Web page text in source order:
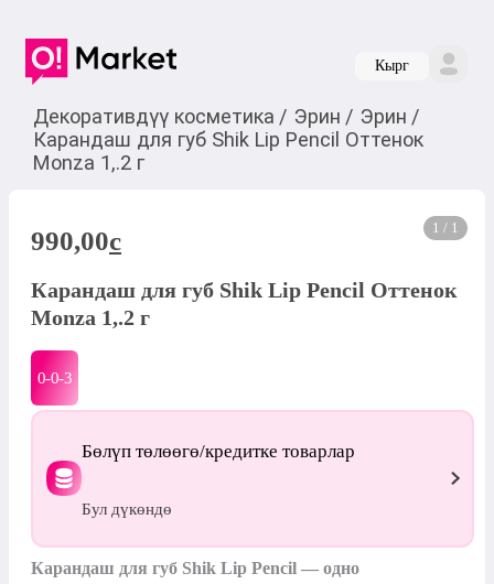
Кырг
Декоративдүү косметика / Эрин / Эрин /
Карандаш для губ Shik Lip Pencil Оттенок
Monza 1,.2 г
1 / 1
990,00c
Карандаш для губ Shik Lip Pencil Оттенок
Monza 1,.2 г
0-0-3
Бөлүп төлөөгө/кредитке товарлар
Бул дүкөндө
Карандаш для губ Shik Lip Pencil — одно